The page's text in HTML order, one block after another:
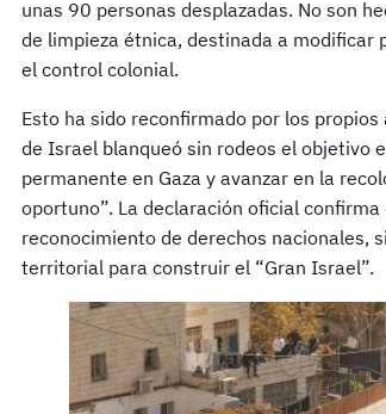
unas 90 personas desplazadas. No son
de limpieza étnica, destinada a modificar
el control colonial.
Esto ha sido reconfirmado por los
de Israel blanqueó sin rodeos el objetivo
permanente en Gaza y avanzar en la
oportuno”. La declaración oficial
reconocimiento de derechos nacionales,
territorial para construir el “Gran Israel”.